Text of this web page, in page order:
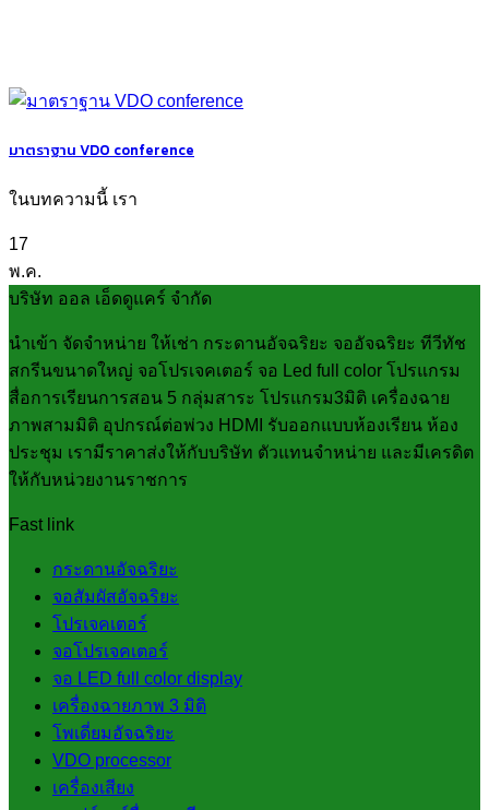
มาตราฐาน VDO conference
ในบทความนี้ เรา
17
พ.ค.
บริษัท ออล เอ็ดดูแคร์ จำกัด
นำเข้า จัดจำหน่าย ให้เช่า กระดานอัจฉริยะ จออัจฉริยะ ทีวีทัช
สกรีนขนาดใหญ่ จอโปรเจคเตอร์ จอ Led full color โปรแกรม
สื่อการเรียนการสอน 5 กลุ่มสาระ โปรแกรม3มิติ เครื่องฉาย
ภาพสามมิติ อุปกรณ์ต่อพ่วง HDMI รับออกแบบห้องเรียน ห้อง
ประชุม เรามีราคาส่งให้กับบริษัท ตัวแทนจำหน่าย และมีเครดิต
ให้กับหน่วยงานราชการ
Fast link
กระดานอัจฉริยะ
จอสัมผัสอัจฉริยะ
โปรเจคเตอร์
จอโปรเจคเตอร์
จอ LED full color display
เครื่องฉายภาพ 3 มิติ
โพเดี่ยมอัจฉริยะ
VDO processor
เครื่องเสียง